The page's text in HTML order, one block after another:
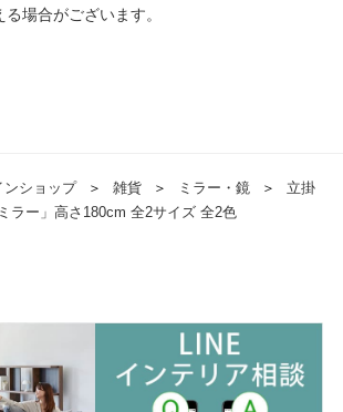
場合がございます。
ンショップ ＞ 雑貨 ＞ ミラー・鏡 ＞
立掛
ラー」高さ180cm 全2サイズ 全2色